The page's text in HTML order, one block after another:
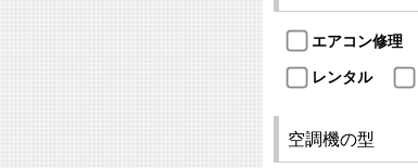
エアコン修理
レンタル
空調機の型